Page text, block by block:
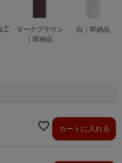
工
ダークブラウン
｜即納品
白｜即納品
カートに入れる